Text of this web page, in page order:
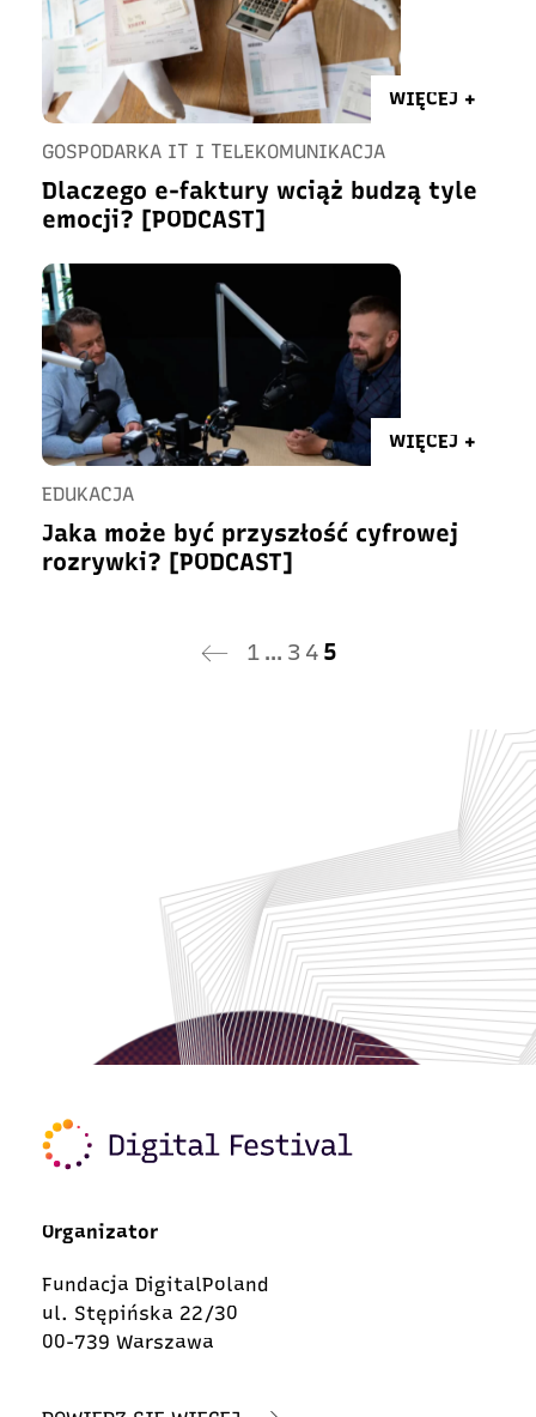
WIĘCEJ +
GOSPODARKA IT I TELEKOMUNIKACJA
Dlaczego e-faktury wciąż budzą tyle
emocji? [PODCAST]
WIĘCEJ +
EDUKACJA
Jaka może być przyszłość cyfrowej
rozrywki? [PODCAST]
1 … 3 4 5
Organizator
Fundacja DigitalPoland
ul. Stępińska 22/30
00-739 Warszawa